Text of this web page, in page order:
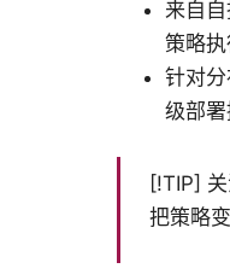
来自
策略
针对
级部
[!TIP]
把策略